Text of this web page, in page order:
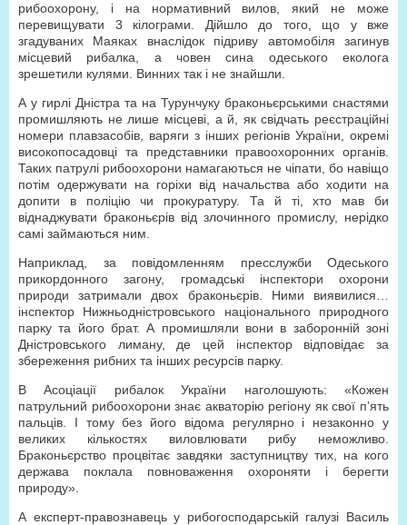
рибоохорону, і на нормативний вилов, який не може
перевищувати 3 кілограми. Дійшло до того, що у вже
згадуваних Маяках внаслідок підриву автомобіля загинув
місцевий рибалка, а човен сина одеського еколога
зрешетили кулями. Винних так і не знайшли.
А у гирлі Дністра та на Турунчуку браконьєрськими снастями
промишляють не лише місцеві, а й, як свідчать реєстраційні
номери плавзасобів, варяги з інших регіонів України, окремі
високопосадовці та представники правоохоронних органів.
Таких патрулі рибоохорони намагаються не чіпати, бо навіщо
потім одержувати на горіхи від начальства або ходити на
допити в поліцію чи прокуратуру. Та й ті, хто мав би
віднаджувати браконьєрів від злочинного промислу, нерідко
самі займаються ним.
Наприклад, за повідомленням пресслужби Одесь­кого
прикордонного загону, громадські інспектори охорони
природи затримали двох браконьєрів. Ними виявилися…
інспектор Нижньодністровського націо­нального природного
парку та його брат. А промишляли вони в заборонній зоні
Дністровського лиману, де цей інспектор відповідає за
збереження рибних та інших ресурсів парку.
В Асоціації рибалок України наголошують: «Кожен
патрульний рибоохорони знає акваторію регіону як свої п’ять
пальців. І тому без його відома регулярно і незаконно у
великих кількостях виловлювати рибу неможливо.
Браконьєрство процвітає завдяки заступництву тих, на кого
держава поклала повноваження охороняти і берегти
природу».
А експерт-правознавець у рибогосподарській галузі Василь